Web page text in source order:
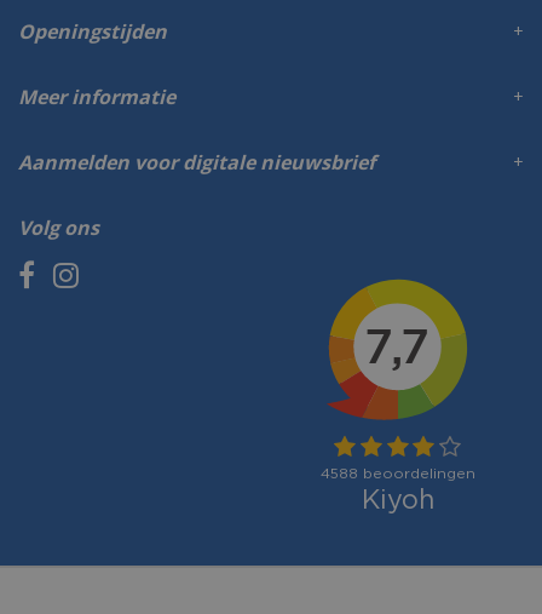
Volg ons
Openingstijden
Meer informatie
Aanmelden voor digitale nieuwsbrief